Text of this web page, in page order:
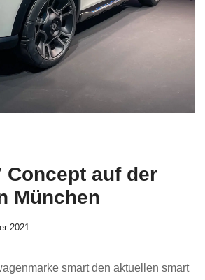
Concept auf der
München
2021
smart den aktuellen smart